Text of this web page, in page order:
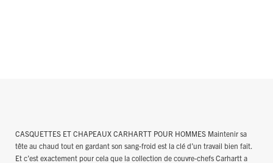
CASQUETTES ET CHAPEAUX CARHARTT POUR HOMMES Maintenir sa
tête au chaud tout en gardant son sang-froid est la clé d’un travail bien fait.
Et c’est exactement pour cela que la collection de couvre-chefs Carhartt a